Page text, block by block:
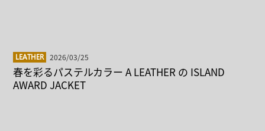
LEATHER 2026/03/25
春を彩るパステルカラー A LEATHER の ISLAND
AWARD JACKET